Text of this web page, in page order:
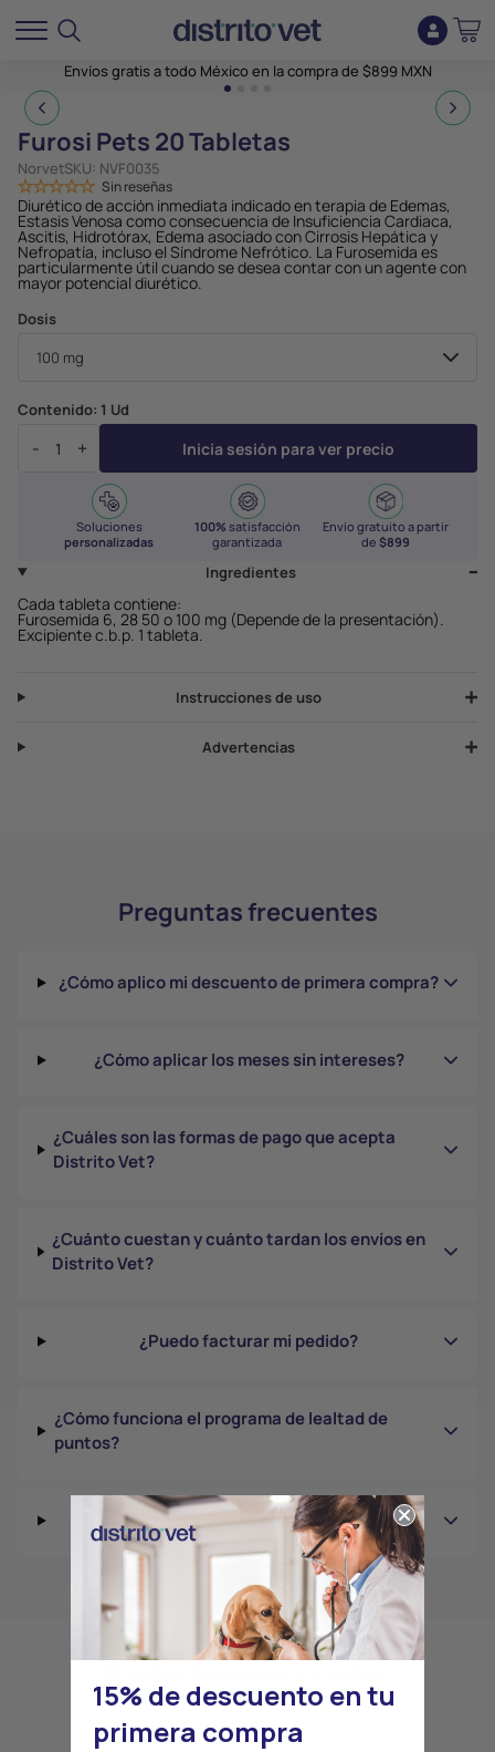
Envíos gratis a todo México en la compra de $899 MXN
1
Furosi Pets 20 Tabletas
NorvetSKU: NVF0035
Sin reseñas
Diurético de acción inmediata indicado en terapia de Edemas,
Estasis Venosa como consecuencia de Insuficiencia Cardiaca,
Ascitis, Hidrotórax, Edema asociado con Cirrosis Hepática y
Nefropatía, incluso el Síndrome Nefrótico. La Furosemida es
particularmente útil cuando se desea contar con un agente con
mayor potencial diurético.
Dosis
Contenido: 1 Ud
- + Inicia sesión para ver precio
Soluciones
personalizadas
100% satisfacción
garantizada
Envío gratuito a partir
de$899
Ingredientes
Cada tableta contiene:
Furosemida 6, 28 50 o 100 mg (Depende de la presentación).
Excipiente c.b.p. 1 tableta.
Instrucciones de uso
Advertencias
Preguntas frecuentes
¿Cómo aplico mi descuento de primera compra?
¿Cómo aplicar los meses sin intereses?
¿Cuáles son las formas de pago que acepta
Distrito Vet?
¿Cuánto cuestan y cuánto tardan los envíos en
Distrito Vet?
¿Puedo facturar mi pedido?
¿Cómo funciona el programa de lealtad de
puntos?
¿Cómo hacer cambios o devoluciones?
15% de descuento en tu
primera compra